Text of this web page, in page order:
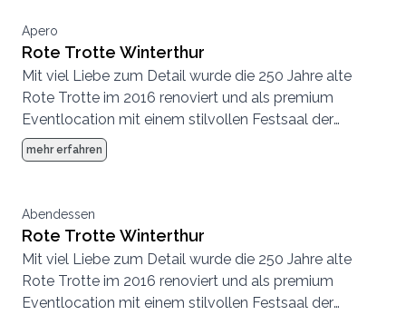
Apero
Rote Trotte Winterthur
Mit viel Liebe zum Detail wurde die 250 Jahre alte
Rote Trotte im 2016 renoviert und als premium
Eventlocation mit einem stilvollen Festsaal der
Öffentlichkeit zugänglich gemacht. Die Rote Trotte
eignet sich perfekt für Hochzeiten bis zu 100 Gästen,
Verbindung mit einem einzigartigen Erlebnis gelegt
wird.
mehr erfahren
Abendessen
Rote Trotte Winterthur
Mit viel Liebe zum Detail wurde die 250 Jahre alte
Rote Trotte im 2016 renoviert und als premium
Eventlocation mit einem stilvollen Festsaal der